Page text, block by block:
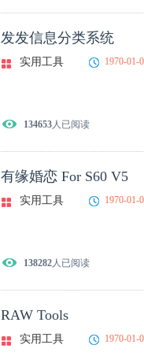
发发信息分类系统
实用工具 1970-01-
134653人已阅读
有缘婚恋 For S60 V5
实用工具 1970-01-
138282人已阅读
RAW Tools
实用工具 1970-01-